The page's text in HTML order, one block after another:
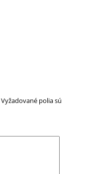
Vyžadované polia sú